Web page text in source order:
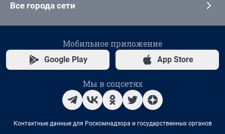
Все города сети
Мобильное приложение
Google Play App Store
Мы в соцсетях
Контактные данные для Роскомнадзора и государственных органов